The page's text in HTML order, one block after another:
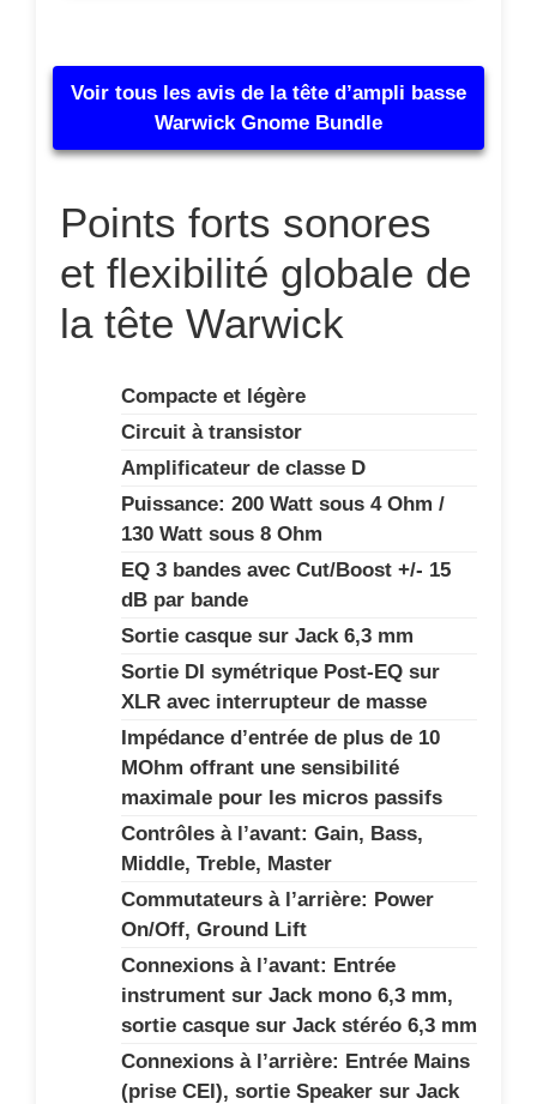
Voir tous les avis de la tête d’ampli basse
Warwick Gnome Bundle
Points forts sonores
et flexibilité globale de
la tête Warwick
Compacte et légère
Circuit à transistor
Amplificateur de classe D
Puissance: 200 Watt sous 4 Ohm /
130 Watt sous 8 Ohm
EQ 3 bandes avec Cut/Boost +/- 15
dB par bande
Sortie casque sur Jack 6,3 mm
Sortie DI symétrique Post-EQ sur
XLR avec interrupteur de masse
Impédance d’entrée de plus de 10
MOhm offrant une sensibilité
maximale pour les micros passifs
Contrôles à l’avant: Gain, Bass,
Middle, Treble, Master
Commutateurs à l’arrière: Power
On/Off, Ground Lift
Connexions à l’avant: Entrée
instrument sur Jack mono 6,3 mm,
sortie casque sur Jack stéréo 6,3 mm
Connexions à l’arrière: Entrée Mains
(prise CEI), sortie Speaker sur Jack